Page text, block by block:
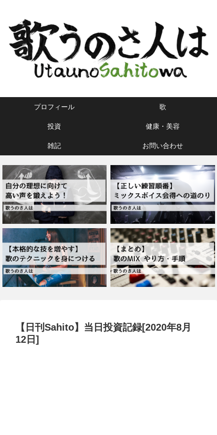
プロフィール 歌
投資 健康・美容
雑記 お問い合わせ
【日刊Sahito】当日投資記録[2020年8月
12日]